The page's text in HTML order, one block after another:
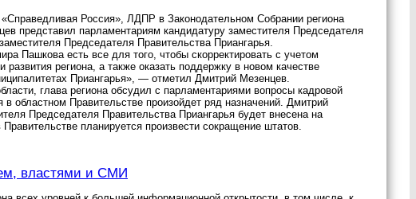
Россия», ЛДПР в Законодательном Собрании региона
представил парламентариям кандидатуру заместителя Председателя
Председателя Правительства Приангарья.
Пашкова есть все для того, чтобы скорректировать с учетом
региона, а также оказать поддержку в новом качестве
Приангарья», — отметил Дмитрий Мезенцев.
глава региона обсудил с парламентариями вопросы кадровой
областном Правительстве произойдет ряд назначений. Дмитрий
Председателя Правительства Приангарья будет внесена на
планируется произвести сокращение штатов.
властями и СМИ